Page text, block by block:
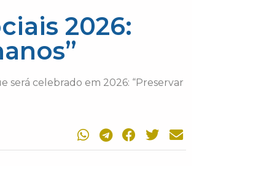
2026:
será celebrado em 2026: “Preservar